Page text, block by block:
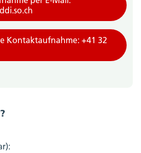
Kontaktaufnahme: +41 32